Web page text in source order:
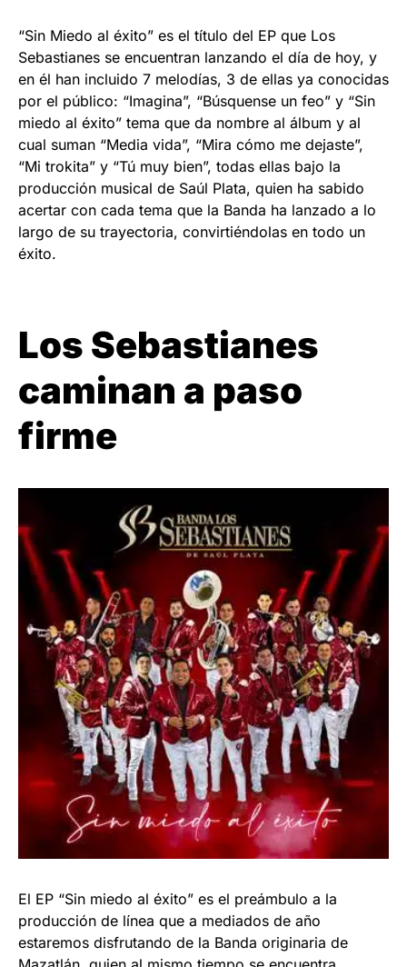
“Sin Miedo al éxito” es el título del EP que Los
Sebastianes se encuentran lanzando el día de hoy, y
en él han incluido 7 melodías, 3 de ellas ya conocidas
por el público: “Imagina”, “Búsquense un feo” y “Sin
miedo al éxito” tema que da nombre al álbum y al
cual suman “Media vida”, “Mira cómo me dejaste”,
“Mi trokita” y “Tú muy bien”, todas ellas bajo la
producción musical de Saúl Plata, quien ha sabido
acertar con cada tema que la Banda ha lanzado a lo
largo de su trayectoria, convirtiéndolas en todo un
éxito.
Los Sebastianes
caminan a paso
firme
El EP “Sin miedo al éxito” es el preámbulo a la
producción de línea que a mediados de año
estaremos disfrutando de la Banda originaria de